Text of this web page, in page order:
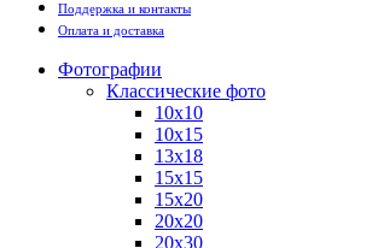
Поддержка и контакты
Оплата и доставка
Фотографии
Классические фото
10х10
10х15
13х18
15х15
15х20
20х20
20х30